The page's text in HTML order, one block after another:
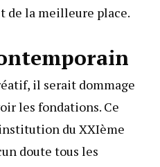
de la meilleure place.
il serait dommage
les fondations. Ce
du XXIème
doute tous les